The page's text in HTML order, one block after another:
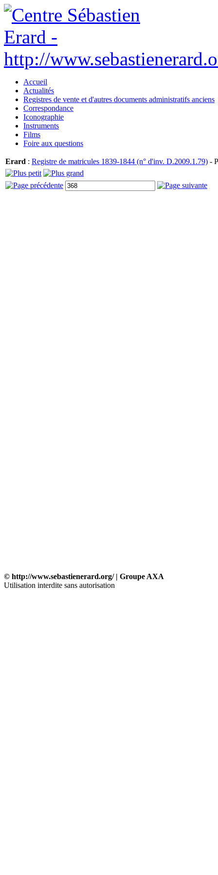
Accueil
Actualités
Registres de vente et d'autres documents administratifs anciens
Correspondance
Iconographie
Instruments
Films
Foire aux questions
Erard : Registre de matricules 1839-1844 (n° d'inv. D.2009.1.79) -
© http://www.sebastienerard.org/ | Groupe AXA
Utilisation interdite sans autorisation